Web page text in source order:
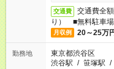
交通費
交通費全
り） ■無料駐車
月収例 20～25万
勤務地
東京都渋谷区
渋谷駅 / 笹塚駅 /